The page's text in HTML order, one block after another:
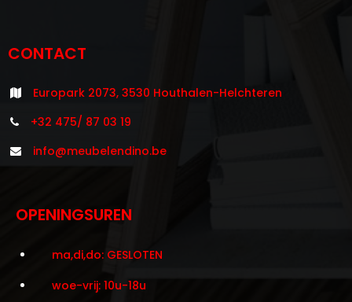
CONTACT
Europark 2073, 3530 Houthalen-Helchteren
+32 475/ 87 03 19
info@meubelendino.be
OPENINGSUREN
ma,di,do: GESLOTEN
woe-vrij: 10u-18u